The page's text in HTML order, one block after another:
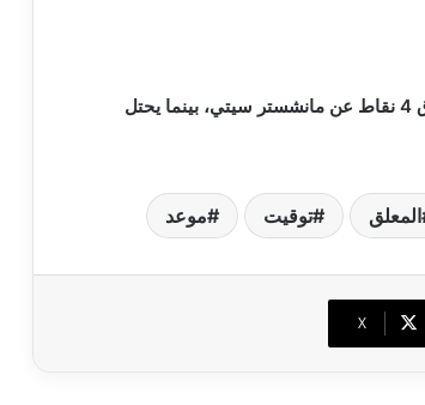
ويحتل آرسنال المركز الثاني في جدول الترتيب برصيد 81 نقطة وبفارق 4 نقاط عن مانشستر سيتي، بينما يحتل
المعلق توقيت موعد
‫X